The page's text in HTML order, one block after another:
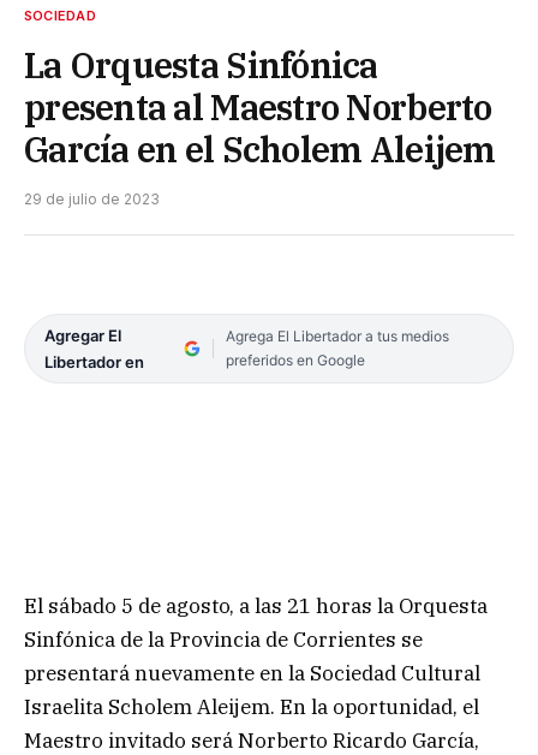
SOCIEDAD
La Orquesta Sinfónica
presenta al Maestro Norberto
García en el Scholem Aleijem
29 de julio de 2023
Agregar El
Libertador en
Agrega El Libertador a tus medios
preferidos en Google
El sábado 5 de agosto, a las 21 horas la Orquesta
Sinfónica de la Provincia de Corrientes se
presentará nuevamente en la Sociedad Cultural
Israelita Scholem Aleijem. En la oportunidad, el
Maestro invitado será Norberto Ricardo García,